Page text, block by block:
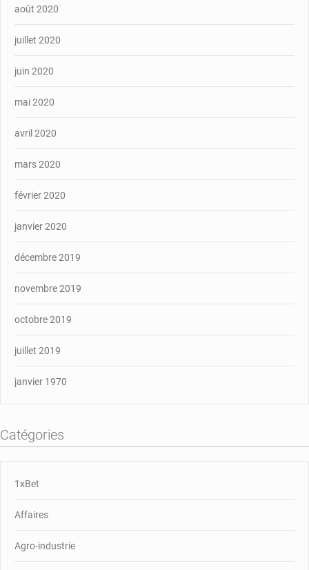
août 2020
juillet 2020
juin 2020
mai 2020
avril 2020
mars 2020
février 2020
janvier 2020
décembre 2019
novembre 2019
octobre 2019
juillet 2019
janvier 1970
Catégories
1xBet
Affaires
Agro-industrie